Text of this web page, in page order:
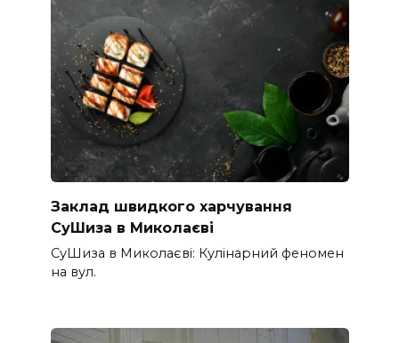
Заклад швидкого харчування
СуШиза в Миколаєві
СуШиза в Миколаєві: Кулінарний феномен
на вул.